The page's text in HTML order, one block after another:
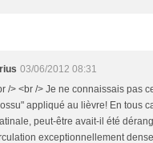
03/06/2012 08:31
/> <br /> Je ne connaissais pas
appliqué au lièvre! En tous
peut-être avait-il été
exceptionnellement